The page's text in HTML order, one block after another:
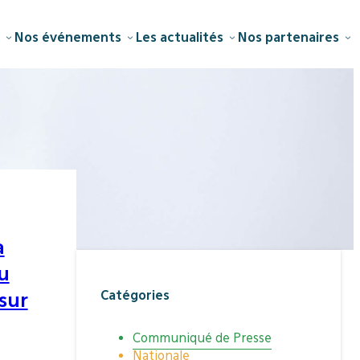
Nos événements Les actualités Nos partenaires
Catégories
Communiqué de Presse
Nationale